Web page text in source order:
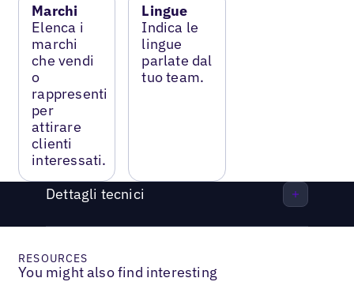
Marchi
Elenca i
marchi
che vendi
o
rappresenti
per
attirare
clienti
interessati.
Lingue
Indica le
lingue
parlate dal
tuo team.
Dettagli tecnici
RESOURCES
You might also find interesting